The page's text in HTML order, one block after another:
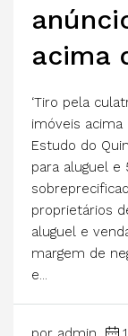
acima
‘Tiro pela
imóveis
Estudo do
para aluguel e
proprietários
aluguel e
margem de
e...